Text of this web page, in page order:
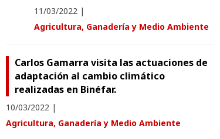
11/03/2022 |
Agricultura, Ganadería y Medio Ambiente
Carlos Gamarra visita las actuaciones de
adaptación al cambio climático
realizadas en Binéfar.
10/03/2022 |
Agricultura, Ganadería y Medio Ambiente